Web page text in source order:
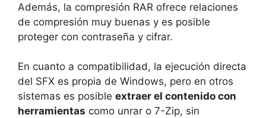
Además, la compresión RAR ofrece relaciones
de compresión muy buenas y es posible
proteger con contraseña y cifrar.
En cuanto a compatibilidad, la ejecución directa
del SFX es propia de Windows, pero en otros
sistemas es posible extraer el contenido con
herramientas como unrar o 7-Zip, sin